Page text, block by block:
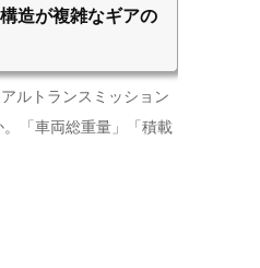
造が複雑なギアの
ルトランスミッション
。「車両総重量」「積載